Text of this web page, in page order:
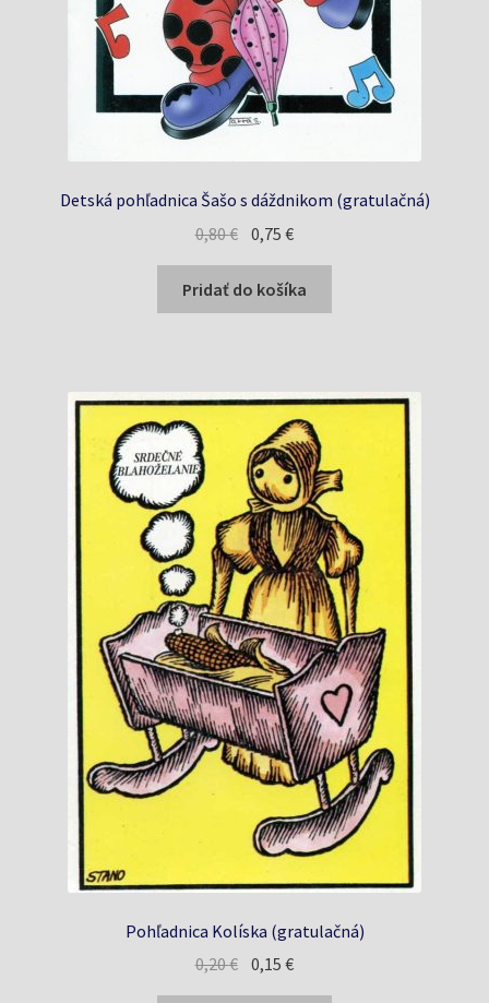
Detská pohľadnica Šašo s dáždnikom (gratulačná)
0,80€ Pôvodná
bola:
0,80 €.
0,75€Aktuálna
je:
0,75 €.
Pridať do košíka
Pohľadnica Kolíska (gratulačná)
0,20€ Pôvodná
cena
0,15€Aktuálna
cena